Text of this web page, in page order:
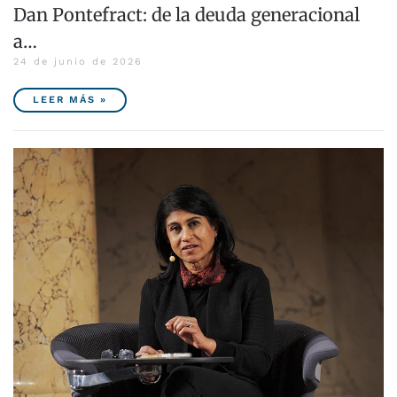
Dan Pontefract: de la deuda generacional
a…
24 de junio de 2026
LEER MÁS »